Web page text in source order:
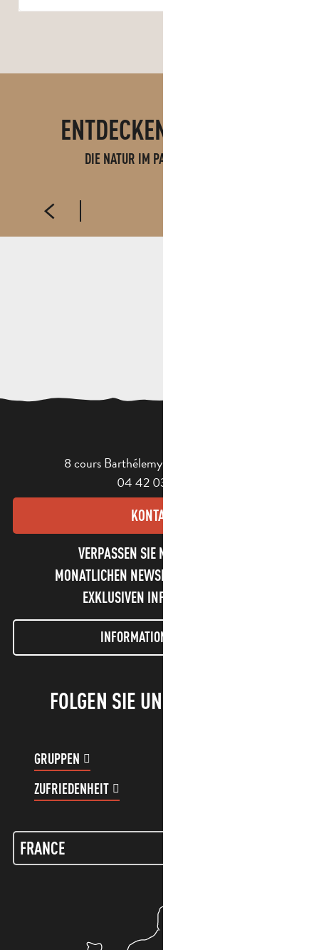
ENTDECKEN SIE AUCH
DIE NATUR IM PAYS D'AUBAGNE
8 cours Barthélemy - 13400 Aubagne
04 42 03 49 98
KONTAKT
VERPASSEN SIE NICHT UNSEREN
MONATLICHEN NEWSLETTER UND UNSERE
EXKLUSIVEN INFORMATIONEN!
INFORMATIONEN LETTER
FOLGEN SIE UNS!
GRUPPEN
ZUFRIEDENHEIT